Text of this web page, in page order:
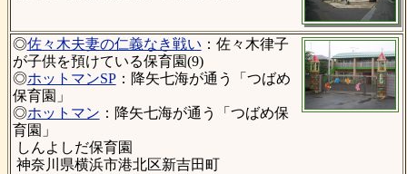
◎佐々木夫妻の仁義なき戦い ：佐々木律子
が子供を預けている保育園(9)
◎ホットマンSP：降矢七海が通う「つばめ
保育園」
◎ホットマン ：降矢七海が通う「つばめ保
育園」
しんよしだ保育園
神奈川県横浜市港北区新吉田町